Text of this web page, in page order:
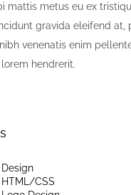
mattis metus eu ex
gravida eleifend at,
venenatis enim
hendrerit.
Design
HTML/CSS